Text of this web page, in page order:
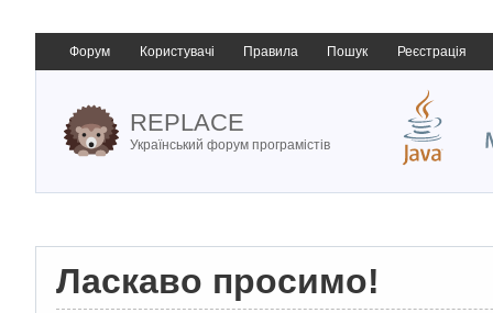
Форум Користувачі Правила Пошук Реєстрація
REPLACE
Український форум програмістів
Ласкаво просимо!